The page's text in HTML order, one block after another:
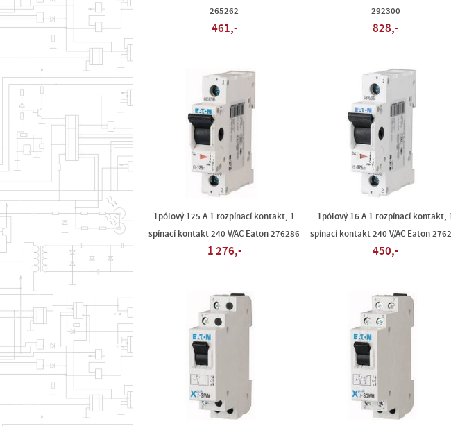
265262
461,-
292300
828,-
1pólový 125 A 1 rozpínací kontakt, 1
spínací kontakt 240 V/AC Eaton 276286
1 276,-
1pólový 16 A 1 rozpínací kontakt,
spínací kontakt 240 V/AC Eaton
450,-